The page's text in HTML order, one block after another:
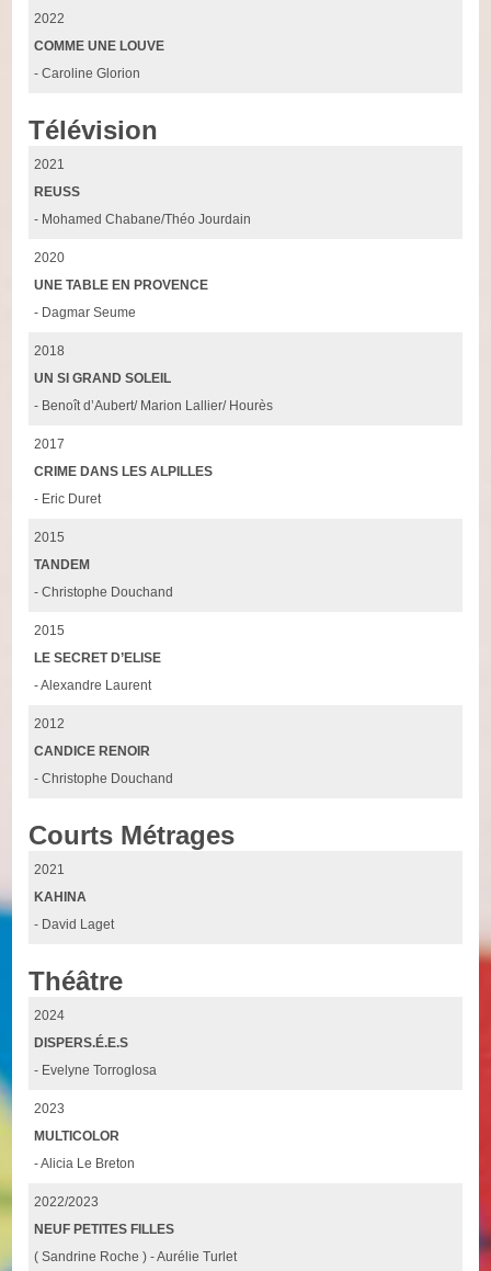
2022
COMME UNE LOUVE
- Caroline Glorion
Télévision
2021
REUSS
- Mohamed Chabane/Théo Jourdain
2020
UNE TABLE EN PROVENCE
- Dagmar Seume
2018
UN SI GRAND SOLEIL
- Benoît d’Aubert/ Marion Lallier/ Hourès
2017
CRIME DANS LES ALPILLES
- Eric Duret
2015
TANDEM
- Christophe Douchand
2015
LE SECRET D’ELISE
- Alexandre Laurent
2012
CANDICE RENOIR
- Christophe Douchand
Courts Métrages
2021
KAHINA
- David Laget
Théâtre
2024
DISPERS.É.E.S
- Evelyne Torroglosa
2023
MULTICOLOR
- Alicia Le Breton
2022/2023
NEUF PETITES FILLES
( Sandrine Roche ) - Aurélie Turlet